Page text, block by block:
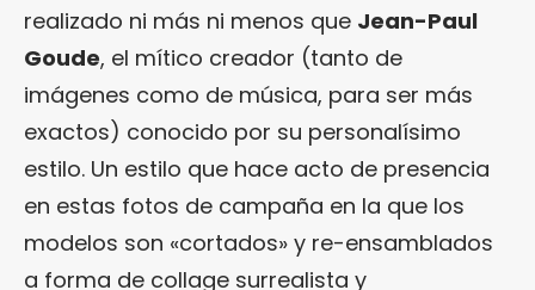
realizado ni más ni menos que Jean-Paul
Goude, el mítico creador (tanto de
imágenes como de música, para ser más
exactos) conocido por su personalísimo
estilo. Un estilo que hace acto de presencia
en estas fotos de campaña en la que los
modelos son «cortados» y re-ensamblados
a forma de collage surrealista y